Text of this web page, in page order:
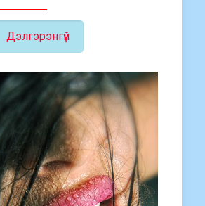
Дэлгэрэнгүй